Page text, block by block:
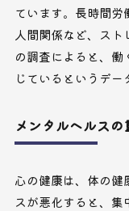
ています。長時間
人間関係など、ス
の調査によると、
じているというデー
メンタルヘルスの
心の健康は、体の
スが悪化すると、